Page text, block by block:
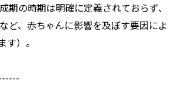
期の時期は明確に定義されておらず、
ど、赤ちゃんに影響を及ぼす要因によ
す）。